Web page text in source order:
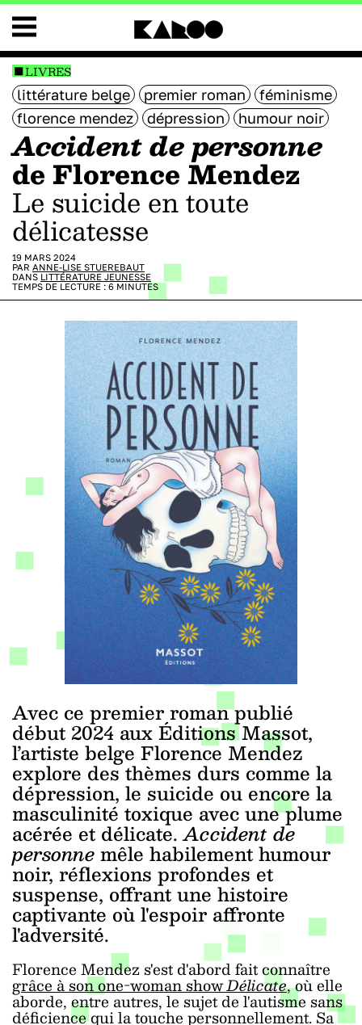
LIVRES
littérature belge premier roman
féminisme
florence mendez
dépression humour noir
Accident de personne
de Florence Mendez
Le suicide en toute
délicatesse
19 MARS 2024
PAR ANNE-LISE STUEREBAUT
DANS LITTÉRATURE JEUNESSE
TEMPS DE LECTURE : 6 MINUTES
Avec ce premier roman publié
début 2024 aux Éditions Massot,
l’artiste belge Florence Mendez
explore des thèmes durs comme la
dépression, le suicide ou encore la
masculinité toxique avec une plume
acérée et délicate.Accident de
personnemêle habilement humour
noir, réflexions profondes et
suspense, offrant une histoire
captivante où l'espoir affronte
l'adversité.
Florence Mendez s'est d'abord fait connaître
grâce à son one-woman showDélicate,où elle
aborde, entre autres, le sujet de l'autisme sans
déficience qui la touche personnellement. Sa